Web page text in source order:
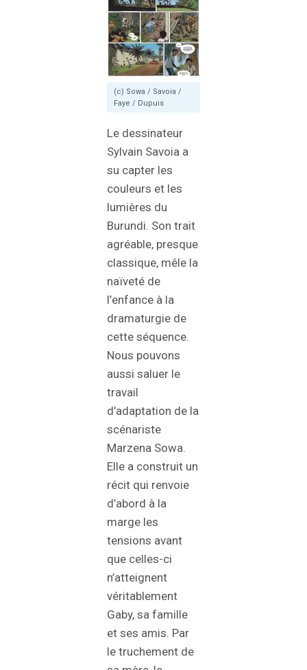
(c) Sowa / Savoia /
Faye / Dupuis
Le dessinateur
Sylvain Savoia a
su capter les
couleurs et les
lumières du
Burundi. Son trait
agréable, presque
classique, mêle la
naïveté de
l’enfance à la
dramaturgie de
cette séquence.
Nous pouvons
aussi saluer le
travail
d’adaptation de la
scénariste
Marzena Sowa.
Elle a construit un
récit qui renvoie
d’abord à la
marge les
tensions avant
que celles-ci
n’atteignent
véritablement
Gaby, sa famille
et ses amis. Par
le truchement de